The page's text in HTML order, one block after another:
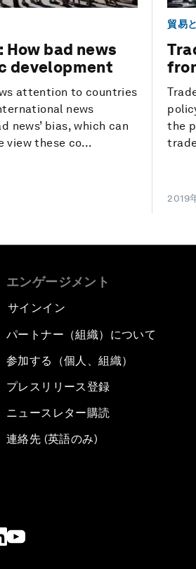
bad news
development
attention to countries
news
news’ bias, which can
view these co...
貿易
the
2019
エンゲージメント
サインイン
パートナー（組織）について
参加する（個人、組織）
プレスリリース登録
ニュースレター購読
連絡先 (英語のみ)